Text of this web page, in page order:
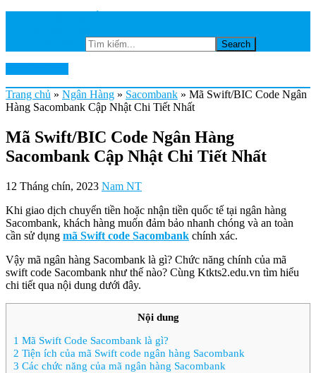
Trang chủ » Ngân Hàng » Sacombank » Mã Swift/BIC Code Ngân
Hàng Sacombank Cập Nhật Chi Tiết Nhất
Mã Swift/BIC Code Ngân Hàng
Sacombank Cập Nhật Chi Tiết Nhất
12 Tháng chín, 2023 Nam NT
Khi giao dịch chuyển tiền hoặc nhận tiền quốc tế tại ngân hàng
Sacombank, khách hàng muốn đảm bảo nhanh chóng và an toàn
cần sử dụng mã Swift code Sacombank chính xác.
Vậy mã ngân hàng Sacombank là gì? Chức năng chính của mã
swift code Sacombank như thế nào? Cùng Ktkts2.edu.vn tìm hiểu
chi tiết qua nội dung dưới đây.
Nội dung
1 Mã Swift Code Sacombank là gì?
2 Tiện ích của mã Swift code ngân hàng Sacombank
3 Các chức năng của mã ngân hàng Sacombank